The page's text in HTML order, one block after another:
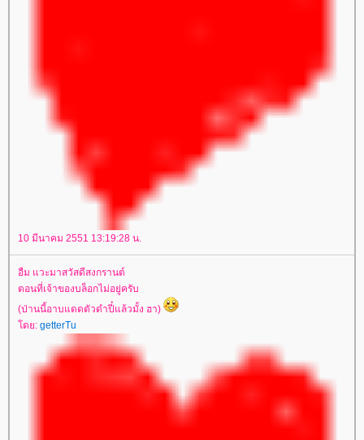
10 มีนาคม 2551 13:19:28 น.
อืม แวะมาสวัสดีสงกรานต์
ตอนที่เจ้าของบล็อกไม่อยู่ครับ
(ป่านนี้อาบแดดตัวดำปี๋แล้วมั้ง ฮา)
โดย: getterTu